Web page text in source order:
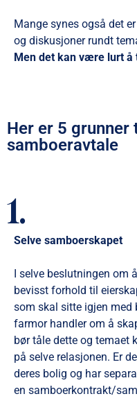
Mange synes også det
og diskusjoner rundt
Men det kan være lurt å
Her er 5 grunner
samboeravtale
1.
Selve samboerskapet
I selve beslutningen om
bevisst forhold til
som skal sitte igjen med
farmor handler om å
bør tåle dette og temaet
på selve relasjonen. Er
deres bolig og har
en samboerkontrakt/